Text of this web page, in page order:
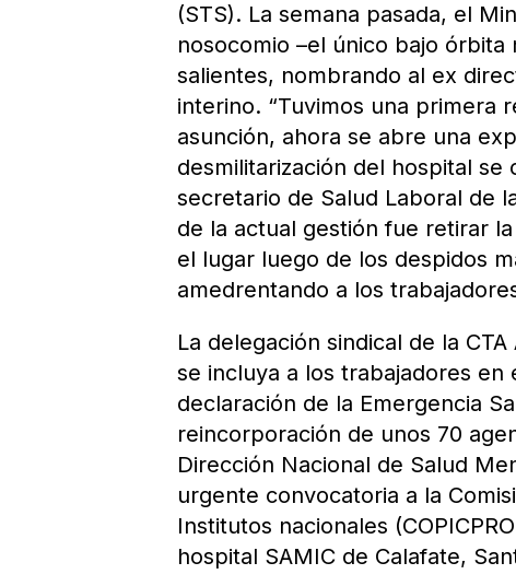
(STS). La semana pasada, el
nosocomio –el único bajo
salientes, nombrando al ex
interino. “Tuvimos una primera
asunción, ahora se abre una
desmilitarización del hospital se
secretario de Salud Laboral de
de la actual gestión fue retirar
el lugar luego de los despidos
amedrentando a los
La delegación sindical de la
se incluya a los trabajadores
declaración de la Emergencia
reincorporación de unos 70
Dirección Nacional de Salud
urgente convocatoria a la
Institutos nacionales
hospital SAMIC de Calafate,